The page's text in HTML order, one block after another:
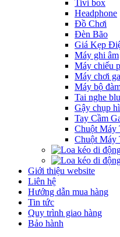
Tivi box
Headphone
Đồ Chơi
Đèn Bão
Giá Kẹp
Máy ghi âm
Máy chiếu
Máy chơi
Máy bộ
Tai nghe
Gậy chụp
Tay Cầm
Chuột Máy
Chuột Máy
Giới thiệu website
Liên hệ
Hướng dẫn mua hàng
Tin tức
Quy trình giao hàng
Bảo hành